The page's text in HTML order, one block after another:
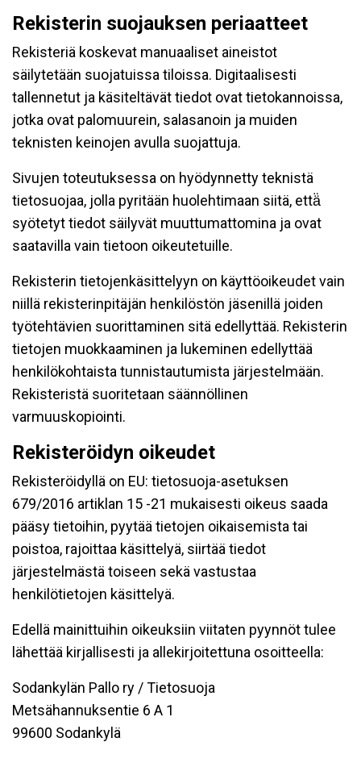
Rekisterin suojauksen periaatteet
Rekisteriä koskevat manuaaliset aineistot
säilytetään suojatuissa tiloissa. Digitaalisesti
tallennetut ja käsiteltävät tiedot ovat tietokannoissa,
jotka ovat palomuurein, salasanoin ja muiden
teknisten keinojen avulla suojattuja.
Sivujen toteutuksessa on hyödynnetty teknistä
tietosuojaa, jolla pyritään huolehtimaan siitä, että̈
syötetyt tiedot säilyvät muuttumattomina ja ovat
saatavilla vain tietoon oikeutetuille.
Rekisterin tietojenkäsittelyyn on käyttöoikeudet vain
niillä rekisterinpitäjän henkilöstön jäsenillä joiden
työtehtävien suorittaminen sitä edellyttää. Rekisterin
tietojen muokkaaminen ja lukeminen edellyttää
henkilökohtaista tunnistautumista järjestelmään.
Rekisteristä suoritetaan säännöllinen
varmuuskopiointi.
Rekisteröidyn oikeudet
Rekisteröidyllä on EU: tietosuoja-asetuksen
679/2016 artiklan 15 -21 mukaisesti oikeus saada
pääsy tietoihin, pyytää tietojen oikaisemista tai
poistoa, rajoittaa käsittelyä, siirtää tiedot
järjestelmästä toiseen sekä vastustaa
henkilötietojen käsittelyä.
Edellä mainittuihin oikeuksiin viitaten pyynnöt tulee
lähettää kirjallisesti ja allekirjoitettuna osoitteella:
Sodankylän Pallo ry / Tietosuoja
Metsähannuksentie 6 A 1
99600 Sodankylä